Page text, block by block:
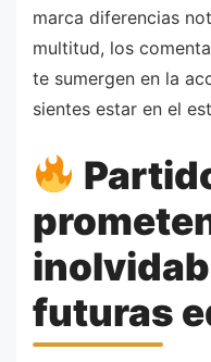
marca diferencias
multitud, los
te sumergen en la
sientes estar en el
futuras